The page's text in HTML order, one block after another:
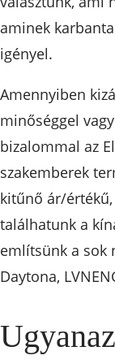
aminek
igényel.
Amennyiben
minőséggel
bizalommal az
szakemberek
kitűnő ár/
találhatunk a
említsünk a sok
Daytona,